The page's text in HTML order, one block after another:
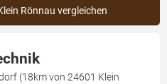
Rönnau vergleichen
(18km von 24601 Klein